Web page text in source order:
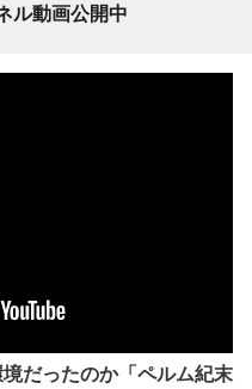
ル動画公開中
だったのか「ペルム紀末